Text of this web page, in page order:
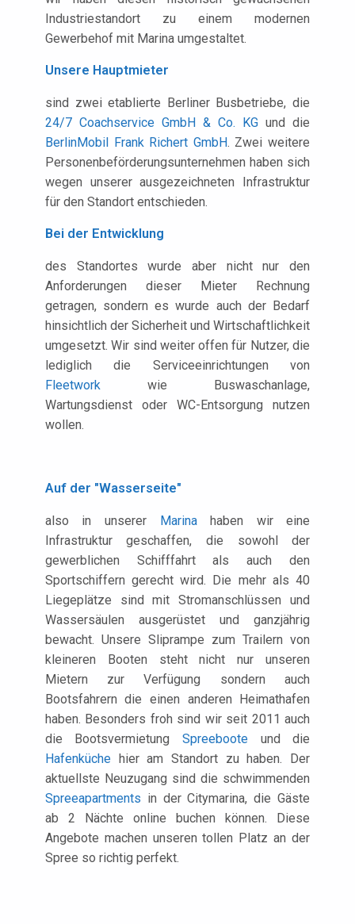
Industriestandort zu einem modernen
Gewerbehof mit Marina umgestaltet.
Unsere Hauptmieter
sind zwei etablierte Berliner Busbetriebe, die
24/7 Coachservice GmbH & Co. KG und die
BerlinMobil Frank Richert GmbH. Zwei weitere
Personenbeförderungsunternehmen haben sich
wegen unserer ausgezeichneten Infrastruktur
für den Standort entschieden.
Bei der Entwicklung
des Standortes wurde aber nicht nur den
Anforderungen dieser Mieter Rechnung
getragen, sondern es wurde auch der Bedarf
hinsichtlich der Sicherheit und Wirtschaftlichkeit
umgesetzt. Wir sind weiter offen für Nutzer, die
lediglich die Serviceeinrichtungen von
Fleetworkwie Buswaschanlage,
Wartungsdienst oder WC-Entsorgung nutzen
wollen.
Auf der "Wasserseite"
also in unserer Marinahaben wir eine
Infrastruktur geschaffen, die sowohl der
gewerblichen Schifffahrt als auch den
Sportschiffern gerecht wird. Die mehr als 40
Liegeplätze sind mit Stromanschlüssen und
Wassersäulen ausgerüstet und ganzjährig
bewacht. Unsere Sliprampe zum Trailern von
kleineren Booten steht nicht nur unseren
Mietern zur Verfügung sondern auch
Bootsfahrern die einen anderen Heimathafen
haben. Besonders froh sind wir seit 2011 auch
die Bootsvermietung Spreeboote und die
Hafenküchehier am Standort zu haben. Der
aktuellste Neuzugang sind die schwimmenden
Spreeapartments in der Citymarina, die Gäste
ab 2 Nächte online buchen können. Diese
Angebote machen unseren tollen Platz an der
Spree so richtig perfekt.